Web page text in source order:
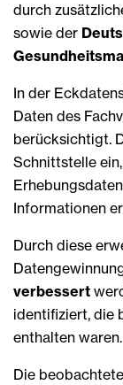
durch
sowie der
In der
Daten des
berücksichtigt.
Schnittstelle
Informationen
Durch diese
verbessert
identifiziert, die
enthalten waren.
Die